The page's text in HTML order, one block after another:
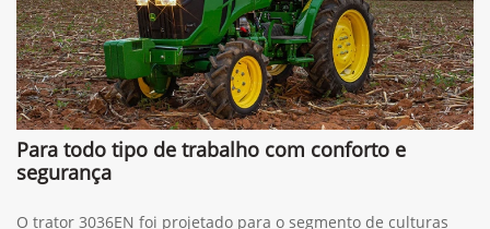
Para todo tipo de trabalho com conforto e
segurança
O trator 3036EN foi projetado para o segmento de culturas